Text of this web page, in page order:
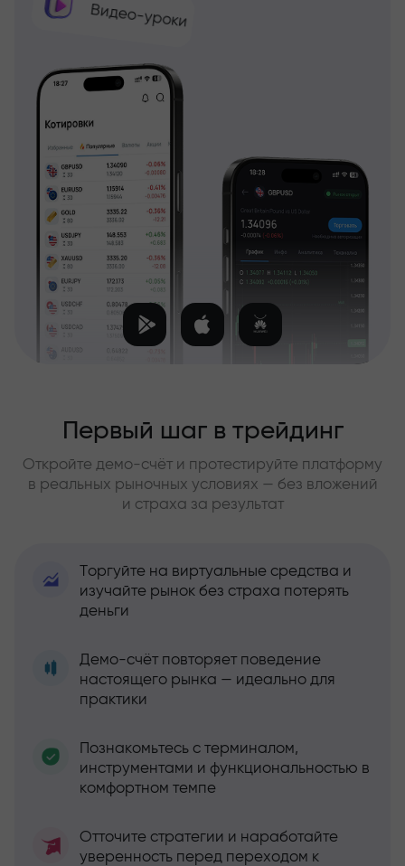
Видео-уроки
Первый шаг в трейдинг
Откройте демо-счёт и протестируйте платформу
в реальных рыночных условиях — без вложений
и страха за результат
Торгуйте на виртуальные средства и
изучайте рынок без страха потерять
деньги
Демо-счёт повторяет поведение
настоящего рынка — идеально для
практики
Познакомьтесь с терминалом,
инструментами и функциональностью в
комфортном темпе
Отточите стратегии и наработайте
уверенность перед переходом к